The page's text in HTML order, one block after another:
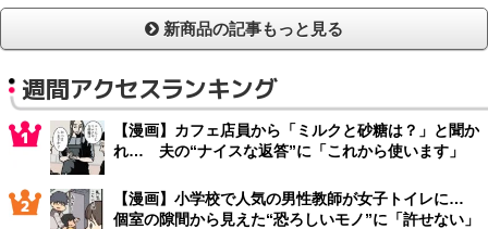
新商品の記事もっと見る
週間アクセスランキング
【漫画】カフェ店員から「ミルクと砂糖は？」と聞か
れ… 夫の“ナイスな返答”に「これから使います」
【漫画】小学校で人気の男性教師が女子トイレに…
個室の隙間から見えた“恐ろしいモノ”に「許せない」